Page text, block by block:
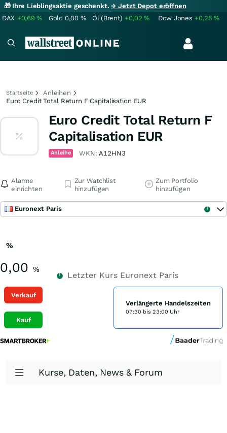
🎁 Ihre Lieblingsaktie geschenkt.→ Jetzt Depot eröffnen
DAX +0,69% Gold 0,00 % Öl (Brent) +0,02% Dow Jones +0,25%
Startseite
Anleihen
Euro Credit Total Return F Capitalisation EUR
Euro Credit Total Return F
Capitalisation EUR
Anleihe WKN:A12HN3
Alarme
einrichten
Zur Watchlist
hinzufügen
Zum Portfolio
hinzufügen
Euronext Paris
%
0,00 %
Letzter Kurs Euronext Paris
Verkauf
Kauf
Verlängerte Handelszeiten
07:30 bis 23:00 Uhr
Kurse, Daten, News & Forum